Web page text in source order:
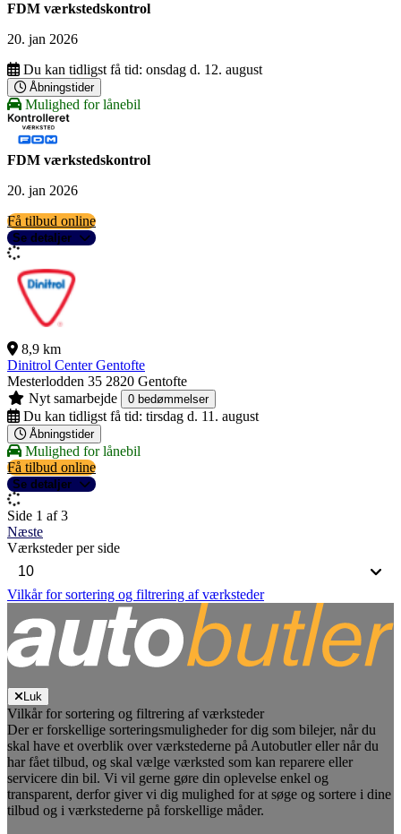
FDM værkstedskontrol
20. jan 2026
Du kan tidligst få tid: onsdag d. 12. august
Åbningstider
Mulighed for lånebil
FDM værkstedskontrol
20. jan 2026
Få tilbud online
Se detaljer
8,9 km
Dinitrol Center Gentofte
Mesterlodden 35 2820 Gentofte
Nyt samarbejde
0 bedømmelser
Du kan tidligst få tid: tirsdag d. 11. august
Åbningstider
Mulighed for lånebil
Få tilbud online
Se detaljer
Side 1 af 3
Næste
Værksteder per side
Vilkår for sortering og filtrering af værksteder
Luk
Vilkår for sortering og filtrering af værksteder
Der er forskellige sorteringsmuligheder for dig som bilejer, når du
skal have et overblik over værkstederne på Autobutler eller når du
har fået tilbud, og skal vælge værksted som kan reparere eller
servicere din bil. Vi vil gerne gøre din oplevelse enkel og
transparent, derfor giver vi dig mulighed for at søge og sortere i dine
tilbud og i værkstederne på forskellige måder.